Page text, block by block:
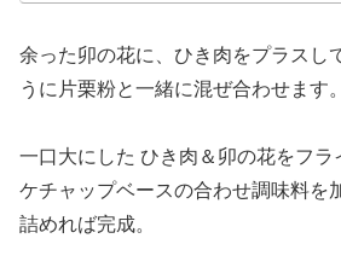
余った卯の花に、ひき肉をプラスし
うに片栗粉と一緒に混ぜ合わせます。
一口大にした ひき肉＆卯の花をフラ
ケチャップベースの合わせ調味料を
詰めれば完成。